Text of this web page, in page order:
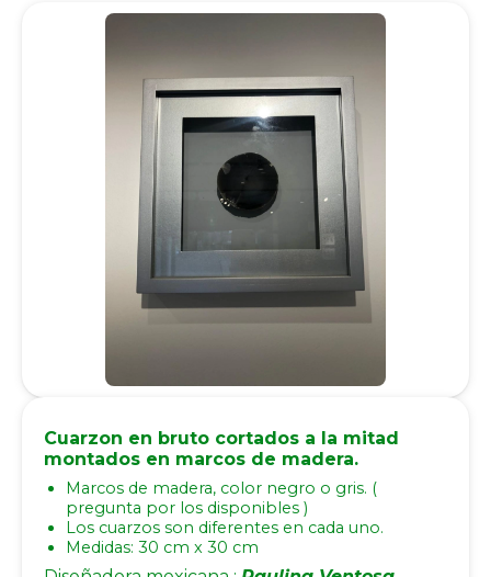
Cuarzon en bruto cortados a la mitad
montados en marcos de madera.
Marcos de madera, color negro o gris. (
pregunta por los disponibles )
Los cuarzos son diferentes en cada uno.
Medidas: 30 cm x 30 cm